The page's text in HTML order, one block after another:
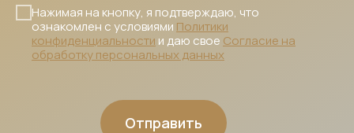
Нажимая на кнопку, я подтверждаю, что
ознакомлен с условиями Политики
конфиденциальности и даю свое Согласие на
обработку персональных данных
Отправить